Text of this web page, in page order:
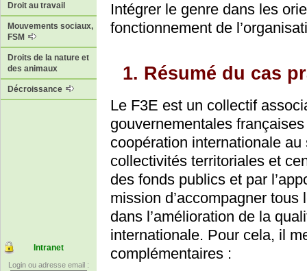
Droit au travail
Mouvements sociaux,
FSM
Droits de la nature et
des animaux
Décroissance
Intranet
Login ou adresse email :
Intégrer le genre dans les
fonctionnement de
1. Résumé du cas
Le F3E est un collectif
gouvernementales
coopération internationale
collectivités territoriales et
des fonds publics et par
mission d’accompagner
dans l’amélioration de la
internationale. Pour cela, il
complémentaires :